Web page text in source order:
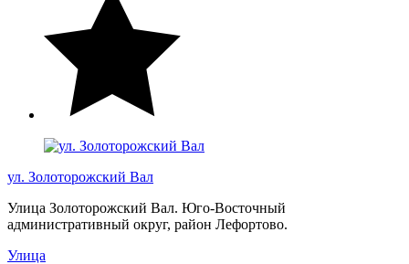
ул. Золоторожский Вал
Улица Золоторожский Вал. Юго-Восточный
административный округ, район Лефортово.
Улица